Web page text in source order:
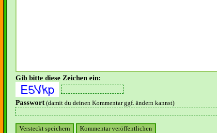
Gib bitte diese Zeichen ein:
Passwort (damit du deinen Kommentar ggf. ändern kannst)